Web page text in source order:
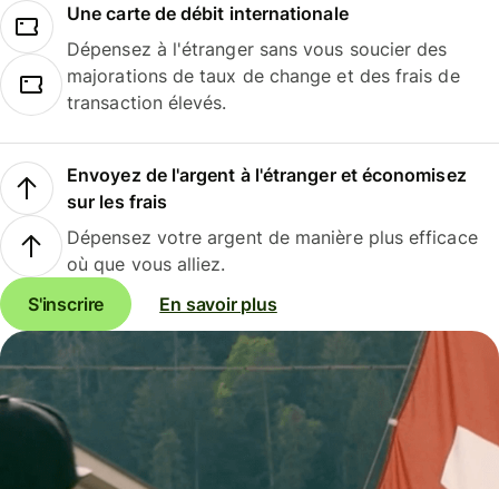
Une carte de débit internationale
Dépensez à l'étranger sans vous soucier des
majorations de taux de change et des frais de
transaction élevés.
Envoyez de l'argent à l'étranger et économisez
sur les frais
Dépensez votre argent de manière plus efficace
où que vous alliez.
S'inscrire
En savoir plus